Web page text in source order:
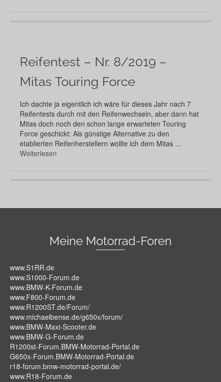
Reifentest – Nr. 8/2019 –
Mitas Touring Force
Ich dachte ja eigentlich ich wäre für dieses Jahr nach 7
Reifentests durch mit den Reifenwechseln, aber dann hat
Mitas doch noch den schon lange erwarteten Touring
Force geschickt: Als günstige Alternative zu den
etablierten Reifenherstellern wollte ich dem Mitas …
Weiterlesen
Meine Motorrad-Foren
www.S1RR.de
www.S1000-Forum.de
www.BMW-K-Forum.de
www.F800-Forum.de
www.R1200ST.de/Forum/
www.michaelbense.de/g650x/forum/
www.BMW-Maxi-Scooter.de
www.BMW-G-Forum.de
R1200st-Forum.BMW-Motorrad-Portal.de
G650x-Forum.BMW-Motorrad-Portal.de
r18-forum.bmw-motorrad-portal.de/
www.R18-Forum.de